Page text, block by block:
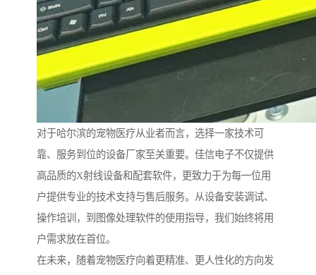
对于哈尔滨的宠物医疗从业者而言，选择一家技术可
靠、服务到位的设备厂家至关重要。佳信电子不仅提供
高品质的X射线设备和配套软件，更致力于为每一位用
户提供专业的技术支持与售后服务。从设备安装调试、
操作培训，到图像处理软件的使用指导，我们始终将用
户需求放在首位。
在未来，随着宠物医疗向着更精准、更人性化的方向发